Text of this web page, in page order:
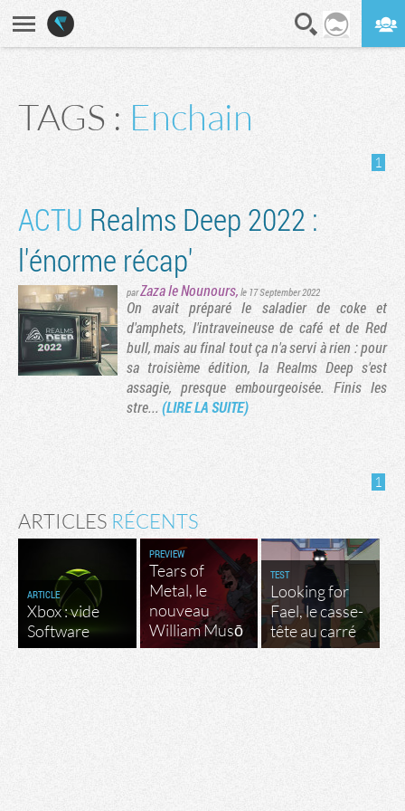
TAGS : Enchain
1
ACTU Realms Deep 2022 :
l'énorme récap'
parZaza le Nounours, le 17 September 2022
On avait préparé le saladier de coke et
d'amphets, l'intraveineuse de café et de Red
bull, mais au final tout ça n'a servi à rien : pour
sa troisième édition, la Realms Deep s'est
assagie, presque embourgeoisée. Finis les
stre... (LIRE LA SUITE)
1
ARTICLES RÉCENTS
ARTICLE
Xbox : vide
Software
PREVIEW
Tears of
Metal, le
nouveau
William Musō
TEST
Looking for
Fael, le casse-
tête au carré